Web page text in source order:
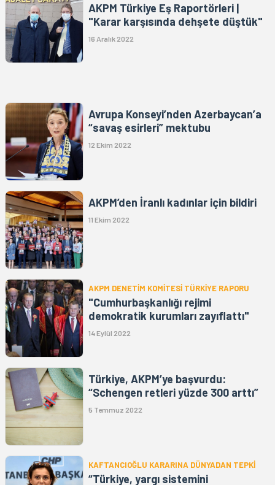
AKPM Türkiye Eş Raportörleri |
"Karar karşısında dehşete düştük"
16 Aralık 2022
Avrupa Konseyi’nden Azerbaycan’a
“savaş esirleri” mektubu
12 Ekim 2022
AKPM’den İranlı kadınlar için bildiri
11 Ekim 2022
AKPM DENETİM KOMİTESİ TÜRKİYE RAPORU
"Cumhurbaşkanlığı rejimi
demokratik kurumları zayıflattı"
14 Eylül 2022
Türkiye, AKPM’ye başvurdu:
“Schengen retleri yüzde 300 arttı”
5 Temmuz 2022
KAFTANCIOĞLU KARARINA DÜNYADAN TEPKİ
“Türkiye, yargı sistemini